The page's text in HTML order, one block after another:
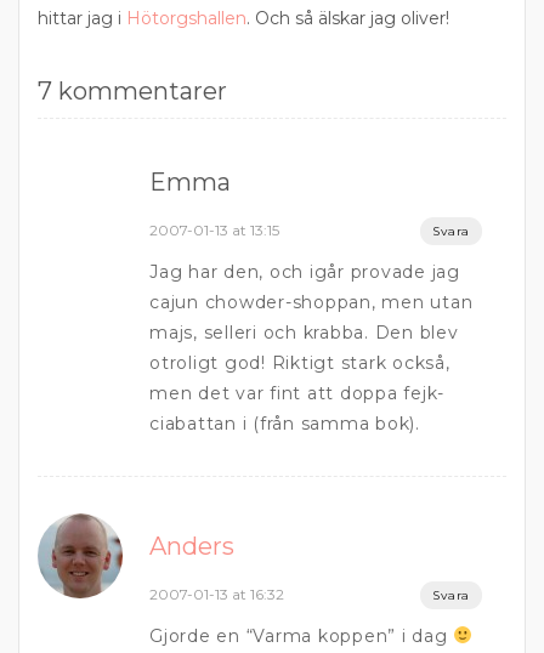
hittar jag i Hötorgshallen. Och så älskar jag oliver!
7 kommentarer
Emma
2007-01-13 at 13:15 Svara
Jag har den, och igår provade jag
cajun chowder-shoppan, men utan
majs, selleri och krabba. Den blev
otroligt god! Riktigt stark också,
men det var fint att doppa fejk-
ciabattan i (från samma bok).
Anders
2007-01-13 at 16:32 Svara
Gjorde en “Varma koppen” i dag